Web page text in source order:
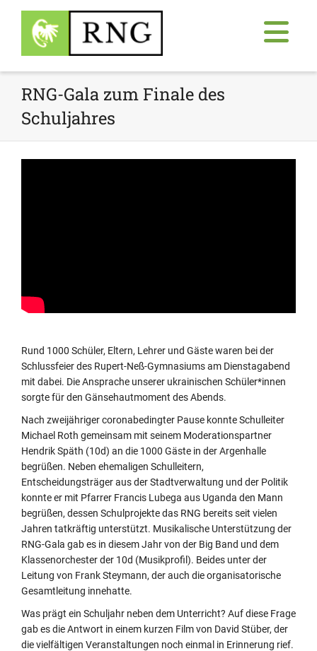
RNG-Gala zum Finale des
Schuljahres
Rund 1000 Schüler, Eltern, Lehrer und Gäste waren bei der
Schlussfeier des Rupert-Neß-Gymnasiums am Dienstagabend
mit dabei. Die Ansprache unserer ukrainischen Schüler*innen
sorgte für den Gänsehautmoment des Abends.
Nach zweijähriger coronabedingter Pause konnte Schulleiter
Michael Roth gemeinsam mit seinem Moderationspartner
Hendrik Späth (10d) an die 1000 Gäste in der Argenhalle
begrüßen. Neben ehemaligen Schulleitern,
Entscheidungsträger aus der Stadtverwaltung und der Politik
konnte er mit Pfarrer Francis Lubega aus Uganda den Mann
begrüßen, dessen Schulprojekte das RNG bereits seit vielen
Jahren tatkräftig unterstützt. Musikalische Unterstützung der
RNG-Gala gab es in diesem Jahr von der Big Band und dem
Klassenorchester der 10d (Musikprofil). Beides unter der
Leitung von Frank Steymann, der auch die organisatorische
Gesamtleitung innehatte.
Was prägt ein Schuljahr neben dem Unterricht? Auf diese Frage
gab es die Antwort in einem kurzen Film von David Stüber, der
die vielfältigen Veranstaltungen noch einmal in Erinnerung rief.